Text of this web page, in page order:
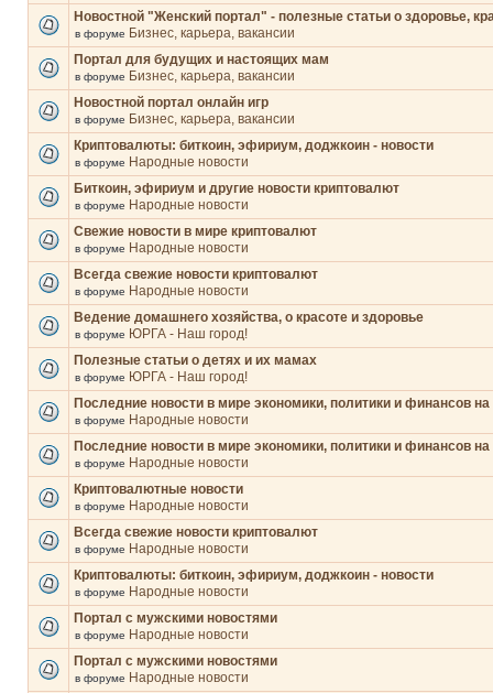
Новостной "Женский портал" - полезные статьи о здоровье,
в форуме Бизнес, карьера, вакансии
Портал для будущих и настоящих мам
в форуме Бизнес, карьера, вакансии
Новостной портал онлайн игр
в форуме Бизнес, карьера, вакансии
Криптовалюты: биткоин, эфириум, доджкоин - новости
в форуме Народные новости
Биткоин, эфириум и другие новости криптовалют
в форуме Народные новости
Свежие новости в мире криптовалют
в форуме Народные новости
Всегда свежие новости криптовалют
в форуме Народные новости
Ведение домашнего хозяйства, о красоте и здоровье
в форуме ЮРГА - Наш город!
Полезные статьи о детях и их мамах
в форуме ЮРГА - Наш город!
Последние новости в мире экономики, политики и финансов на
в форуме Народные новости
Последние новости в мире экономики, политики и финансов на
в форуме Народные новости
Криптовалютные новости
в форуме Народные новости
Всегда свежие новости криптовалют
в форуме Народные новости
Криптовалюты: биткоин, эфириум, доджкоин - новости
в форуме Народные новости
Портал с мужскими новостями
в форуме Народные новости
Портал с мужскими новостями
в форуме Народные новости